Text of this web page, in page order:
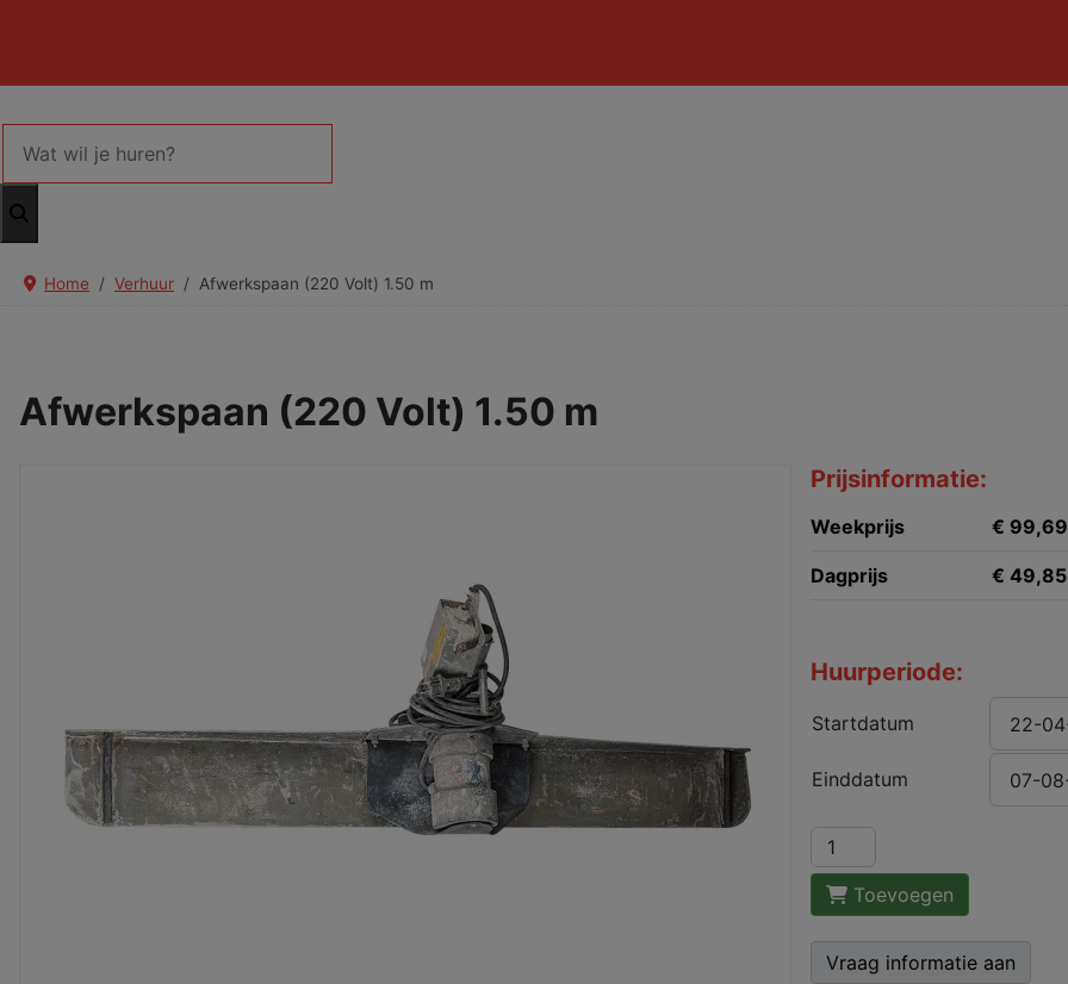
Home Verhuur Afwerkspaan (220 Volt) 1.50 m
Afwerkspaan (220 Volt) 1.50 m
Prijsinformatie:
Weekprijs €
Dagprijs €
Huurperiode:
Startdatum
Einddatum
Toevoegen
Vraag informatie aan